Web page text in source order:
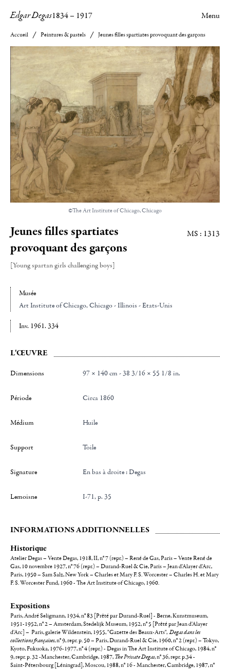
Edgar Degas1834– 1917 Menu
Accueil Peintures & pastels Jeunes filles spartiates provoquant des garçons
©The Art Institute of Chicago, Chicago
Jeunes filles spartiates
provoquant des garçons
[Young spartan girls challenging boys]
MS : 1313
Musée
Art Institute of Chicago, Chicago - Illinois - Etats-Unis
Inv. 1961. 334
L'ŒUVRE
Dimensions 97 × 140 cm - 38 3/16 × 55 1/8 in.
Période Circa 1860
Médium Huile
Support Toile
Signature en bas à droite : Degas
Lemoisne I-71, p. 35
INFORMATIONS ADDITIONNELLES
Historique
Atelier Degas – Vente Degas, 1918, II, n° 7 (repr.) – René de Gas, Paris – Vente René de
Gas, 10 novembre 1927, n° 76 (repr.) – Durand-Ruel & Cie, Paris – Jean d'Alayer d'Arc,
Paris, 1950 – Sam Salz, New York – Charles et Mary F. S. Worcester – Charles H. et Mary
F. S. Worcester Fund, 1960 - The Art Institute of Chicago, 1960.
Expositions
Paris, André Seligmann, 1934, n° 83 [Prêté par Durand-Ruel] - Berne, Kunstmuseum,
1951-1952, n° 2 – Amsterdam, Stedelijk Museum, 1952, n° 5 [Prêté par Jean d'Alayer
d'Arc] – Paris, galerie Wildenstein, 1955, "Gazette des Beaux-Arts",Degas dans les
collections françaises, n° 9, repr. p. 50 – Paris, Durand-Ruel & Cie, 1960, n° 2 (repr.) – Tokyo,
Kyoto, Fukuoka, 1976-1977, n° 4 (repr.) - Degas in The Art Institute of Chicago, 1984, n°
9, repr. p. 32 -Manchester, Cambridge, 1987, The Private Degas, n° 36, repr. p.34 -
Saint-Pétersbourg [Léningrad], Moscou, 1988, n° 16 - Manchester, Cambridge, 1987, n°